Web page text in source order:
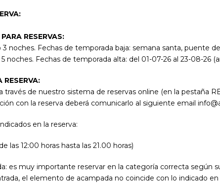
RESERVAS:
noches. Fechas de temporada baja: semana santa, puente
noches. Fechas de temporada alta: del 01-07-26 al 23-08-26
través de nuestro sistema de reservas online (en la pestaña
con la reserva deberá comunicarlo al siguiente email
en la reserva:
las 12:00 horas hasta las 21.00 horas)
es muy importante reservar en la categoría correcta según
el elemento de acampada no coincide con lo indicado